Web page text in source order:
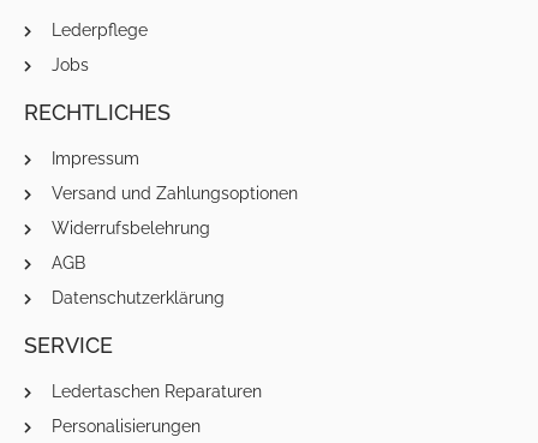
Lederpflege
Jobs
RECHTLICHES
Impressum
Versand und Zahlungsoptionen
Widerrufsbelehrung
AGB
Datenschutzerklärung
SERVICE
Ledertaschen Reparaturen
Personalisierungen